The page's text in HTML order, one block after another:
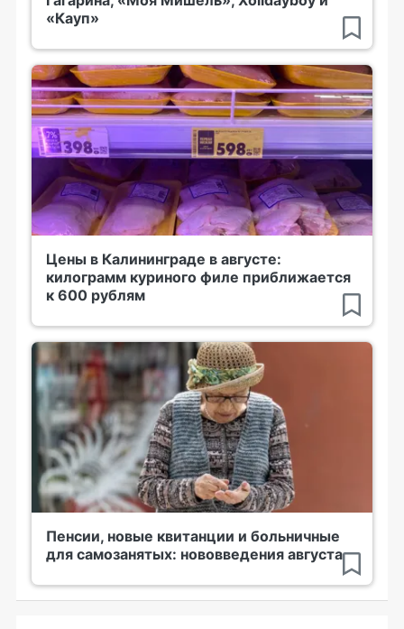
«Кауп»
Цены в Калининграде в августе:
килограмм куриного филе приближается
к 600 рублям
Пенсии, новые квитанции и больничные
для самозанятых: нововведения августа